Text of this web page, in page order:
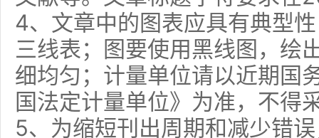
4、文章中的图表应具有典型
三线表；图要使用黑线图，绘
细均匀；计量单位请以近期国
国法定计量单位》为准，不得
5、为缩短刊出周期和减少错